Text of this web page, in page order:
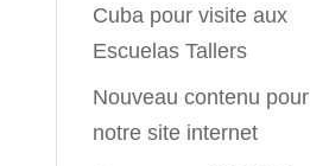
Cuba pour visite aux
Escuelas Tallers
Nouveau contenu pour
notre site internet